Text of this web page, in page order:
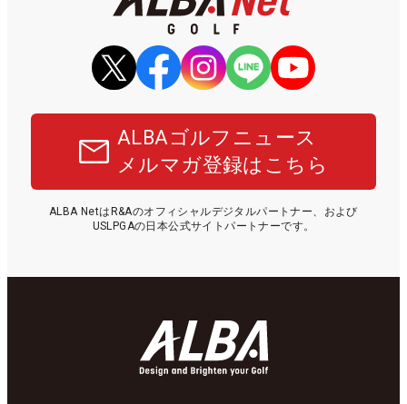
ALBAゴルフニュース
メルマガ登録はこちら
ALBA NetはR&Aのオフィシャルデジタルパートナー、および
USLPGAの日本公式サイトパートナーです。